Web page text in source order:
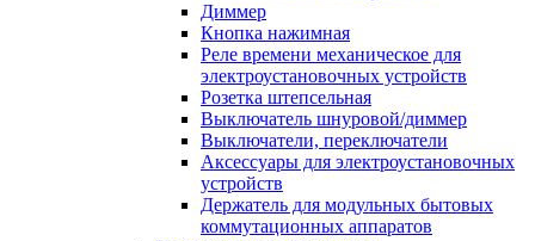
Диммер
Кнопка нажимная
Реле времени механическое для
электроустановочных устройств
Розетка штепсельная
Выключатель шнуровой/диммер
Выключатели, переключатели
Аксессуары для электроустановочных
устройств
Держатель для модульных бытовых
коммутационных аппаратов